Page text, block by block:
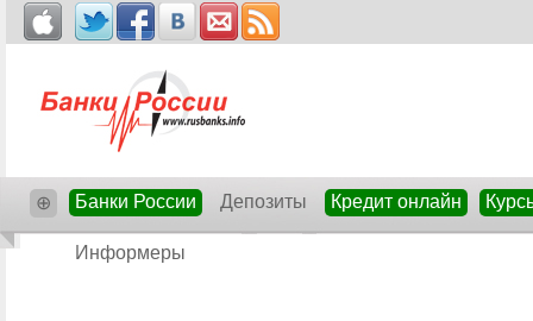
⊕ Банки России Депозиты Кредит онлайн
Информеры